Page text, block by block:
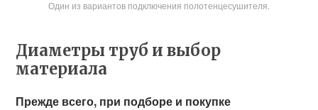
Один из вариантов подключения полотенцесушителя.
Диаметры труб и выбор
материала
Прежде всего, при подборе и покупке